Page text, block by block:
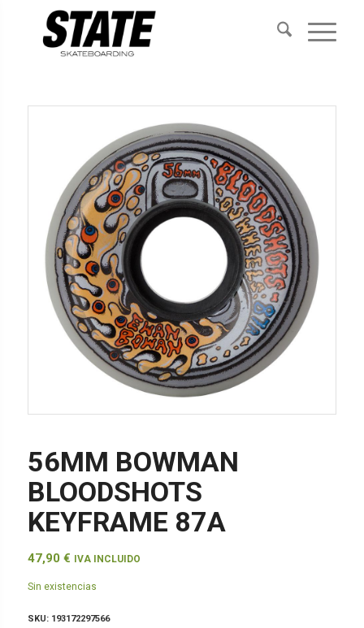
56MM BOWMAN
BLOODSHOTS
KEYFRAME 87A
47,90 € IVA INCLUIDO
Sin existencias
SKU: 193172297566